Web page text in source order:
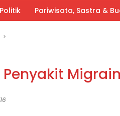
Politik Pariwisata, Sastra &
Migrain